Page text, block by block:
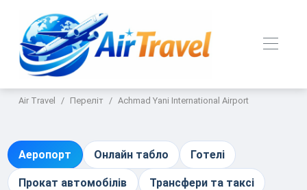
Air Travel Переліт Achmad Yani International Airport
Аеропорт Онлайн табло Готелі
Прокат автомобілів Трансфери та таксі